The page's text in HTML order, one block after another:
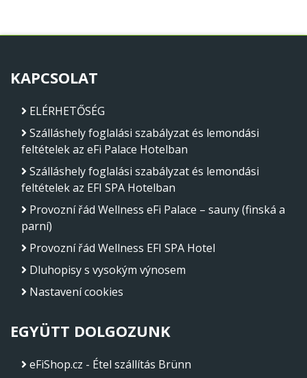
KAPCSOLAT
ELÉRHETŐSÉG
Szálláshely foglalási szabályzat és lemondási
feltételek az eFi Palace Hotelban
Szálláshely foglalási szabályzat és lemondási
feltételek az EFI SPA Hotelban
Provozní řád Wellness eFi Palace – sauny (finská a
parní)
Provozní řád Wellness EFI SPA Hotel
Dluhopisy s vysokým výnosem
Nastavení cookies
EGYÜTT DOLGOZUNK
eFiShop.cz - Étel szállítás Brünn